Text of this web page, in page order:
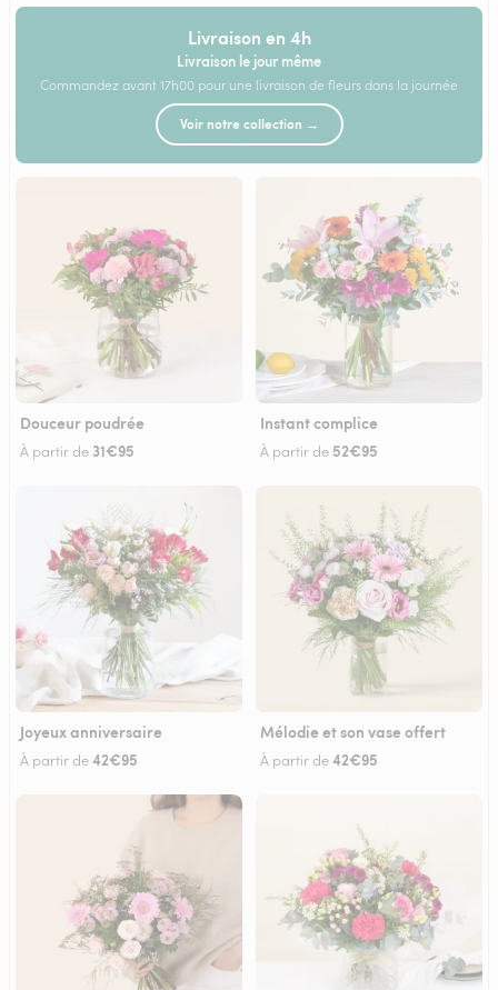
Livraison en 4h
Livraison le jour même
Commandez avant 17h00 pour une livraison de fleurs dans la journée
Voir notre collection →
Douceur poudrée
À partir de 31€95
Instant complice
À partir de 52€95
Joyeux anniversaire
À partir de42€95
Mélodie et son vase offert
À partir de42€95